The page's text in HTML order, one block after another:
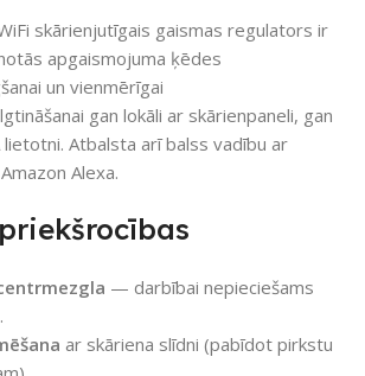
skārienjutīgais gaismas regulators ir
apgaismojuma ķēdes
un vienmērīgai
gan lokāli ar skārienpaneli, gan
Atbalsta arī balss vadību ar
Alexa.
— darbībai nepieciešams
ar skāriena slīdni (pabīdot pirkstu